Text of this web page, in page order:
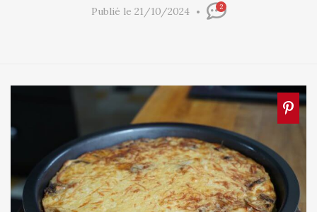
Publié le 21/10/2024 2